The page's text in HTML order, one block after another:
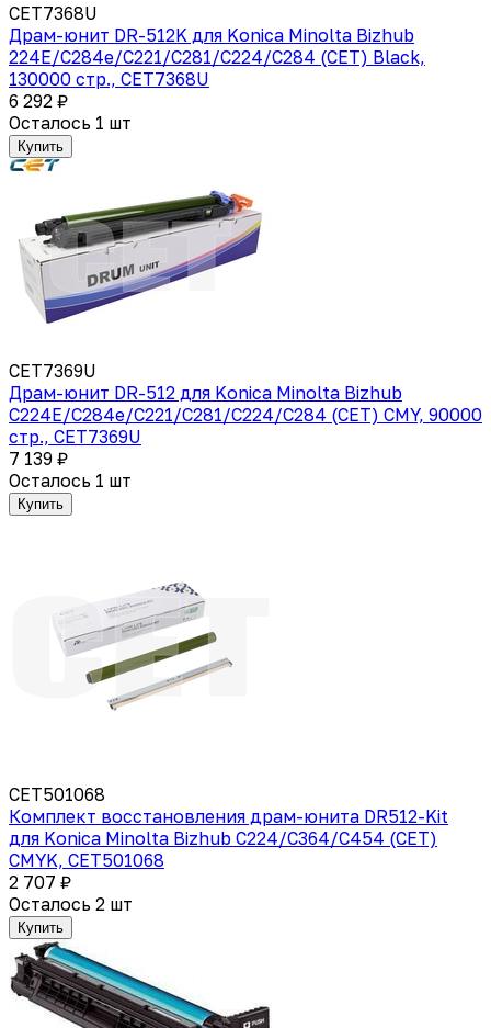
CET7368U
Драм-юнит DR-512K для Konica Minolta Bizhub
224E/C284e/C221/C281/C224/C284 (CET) Black,
130000 стр., CET7368U
6 292 ₽
Осталось 1 шт
Купить
CET7369U
Драм-юнит DR-512 для Konica Minolta Bizhub
C224E/C284e/C221/C281/C224/C284 (CET) CMY, 90000
стр., CET7369U
7 139 ₽
Осталось 1 шт
Купить
CET501068
Комплект восстановления драм-юнита DR512-Kit
для Konica Minolta Bizhub C224/C364/C454 (CET)
CMYK, CET501068
2 707 ₽
Осталось 2 шт
Купить